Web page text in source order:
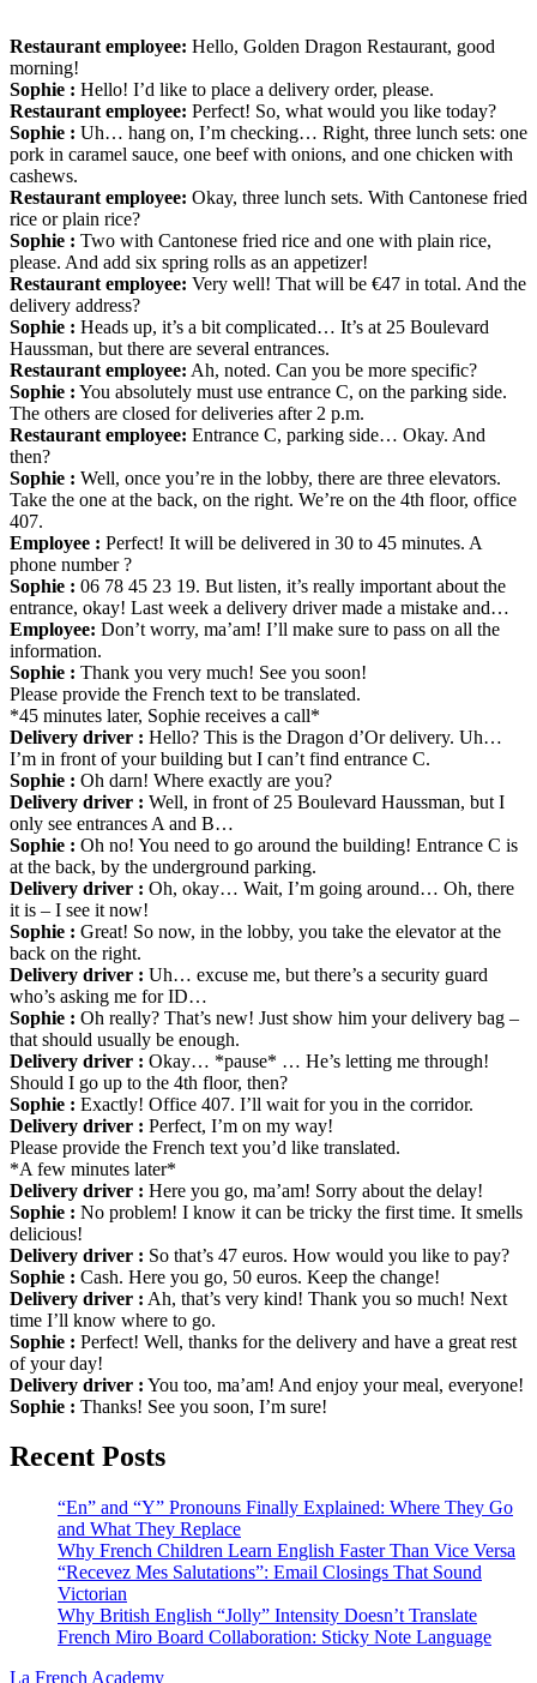
Restaurant employee: Hello, Golden Dragon Restaurant, good
morning!
Sophie : Hello! I’d like to place a delivery order, please.
Restaurant employee: Perfect! So, what would you like today?
Sophie : Uh… hang on, I’m checking… Right, three lunch sets: one
pork in caramel sauce, one beef with onions, and one chicken with
cashews.
Restaurant employee: Okay, three lunch sets. With Cantonese fried
rice or plain rice?
Sophie : Two with Cantonese fried rice and one with plain rice,
please. And add six spring rolls as an appetizer!
Restaurant employee: Very well! That will be €47 in total. And the
delivery address?
Sophie : Heads up, it’s a bit complicated… It’s at 25 Boulevard
Haussman, but there are several entrances.
Restaurant employee: Ah, noted. Can you be more specific?
Sophie : You absolutely must use entrance C, on the parking side.
The others are closed for deliveries after 2 p.m.
Restaurant employee: Entrance C, parking side… Okay. And
then?
Sophie : Well, once you’re in the lobby, there are three elevators.
Take the one at the back, on the right. We’re on the 4th floor, office
407.
Employee : Perfect! It will be delivered in 30 to 45 minutes. A
phone number ?
Sophie : 06 78 45 23 19. But listen, it’s really important about the
entrance, okay! Last week a delivery driver made a mistake and…
Employee: Don’t worry, ma’am! I’ll make sure to pass on all the
information.
Sophie : Thank you very much! See you soon!
Please provide the French text to be translated.
*45 minutes later, Sophie receives a call*
Delivery driver : Hello? This is the Dragon d’Or delivery. Uh…
I’m in front of your building but I can’t find entrance C.
Sophie : Oh darn! Where exactly are you?
Delivery driver : Well, in front of 25 Boulevard Haussman, but I
only see entrances A and B…
Sophie : Oh no! You need to go around the building! Entrance C is
at the back, by the underground parking.
Delivery driver : Oh, okay… Wait, I’m going around… Oh, there
it is – I see it now!
Sophie : Great! So now, in the lobby, you take the elevator at the
back on the right.
Delivery driver : Uh… excuse me, but there’s a security guard
who’s asking me for ID…
Sophie : Oh really? That’s new! Just show him your delivery bag –
that should usually be enough.
Delivery driver : Okay… *pause* … He’s letting me through!
Should I go up to the 4th floor, then?
Sophie : Exactly! Office 407. I’ll wait for you in the corridor.
Delivery driver : Perfect, I’m on my way!
Please provide the French text you’d like translated.
*A few minutes later*
Delivery driver : Here you go, ma’am! Sorry about the delay!
Sophie : No problem! I know it can be tricky the first time. It smells
delicious!
Delivery driver : So that’s 47 euros. How would you like to pay?
Sophie : Cash. Here you go, 50 euros. Keep the change!
Delivery driver : Ah, that’s very kind! Thank you so much! Next
time I’ll know where to go.
Sophie : Perfect! Well, thanks for the delivery and have a great rest
of your day!
Delivery driver : You too, ma’am! And enjoy your meal, everyone!
Sophie : Thanks! See you soon, I’m sure!
Recent Posts
“En” and “Y” Pronouns Finally Explained: Where They Go
and What They Replace
Why French Children Learn English Faster Than Vice Versa
“Recevez Mes Salutations”: Email Closings That Sound
Victorian
Why British English “Jolly” Intensity Doesn’t Translate
French Miro Board Collaboration: Sticky Note Language
La French Academy